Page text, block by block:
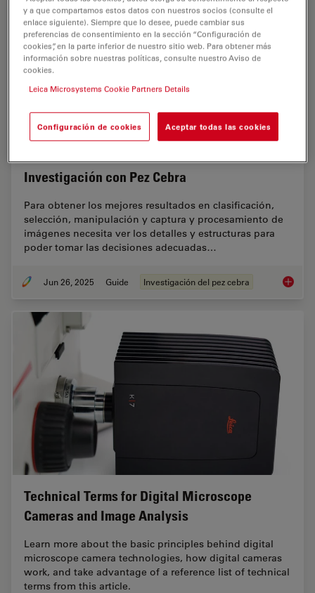
Investigación con Pez Cebra
Para obtener los mejores resultados en clasificación,
selección, manipulación y captura y procesamiento de
imágenes necesita ver los detalles y estructuras para
poder tomar las decisiones adecuadas…
Jun 26, 2025 Guide Investigación del pez cebra
Technical Terms for Digital Microscope
Cameras and Image Analysis
Learn more about the basic principles behind digital
microscope camera technologies, how digital cameras
work, and take advantage of a reference list of technical
terms from this article.
y a que compartamos estos datos con nuestros socios (consulte el
enlace siguiente). Siempre que lo desee, puede cambiar sus
preferencias de consentimiento en la sección “Configuración de
cookies”, en la parte inferior de nuestro sitio web. Para obtener más
información sobre nuestras políticas, consulte nuestro Aviso de
cookies.
Leica Microsystems Cookie Partners Details
Configuración de cookies Aceptar todas las cookies